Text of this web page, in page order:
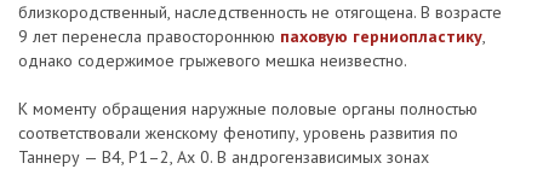
близкородственный, наследственность не отягощена. В возрасте
9 лет перенесла правостороннюю паховую герниопластику,
однако содержимое грыжевого мешка неизвестно.
К моменту обращения наружные половые органы полностью
соответствовали женскому фенотипу, уровень развития по
Таннеру — B4, P1–2, Ax 0. В андрогензависимых зонах